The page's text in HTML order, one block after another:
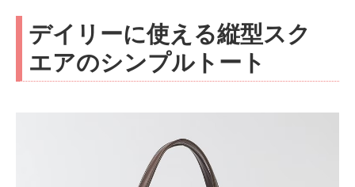
デイリーに使える縦型スク
エアのシンプルトート